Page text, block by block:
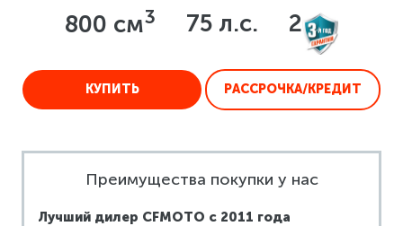
800 см3 75 л.с. 2
КУПИТЬ РАССРОЧКА/КРЕДИТ
Преимущества покупки у нас
Лучший дилер CFMOTO c 2011 года